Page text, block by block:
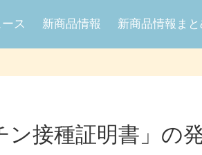
ス 新商品情報 新商品情報まと
ン接種証明書」の